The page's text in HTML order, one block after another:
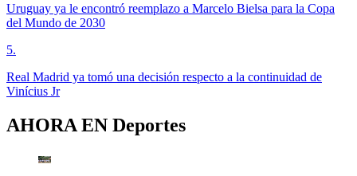
Uruguay ya le encontró reemplazo a Marcelo Bielsa para la Copa
del Mundo de 2030
5.
Real Madrid ya tomó una decisión respecto a la continuidad de
Vinícius Jr
AHORA EN Deportes